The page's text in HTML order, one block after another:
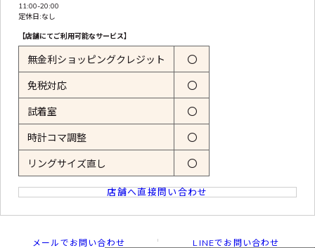
11:00-20:00
定休日:なし
【店舗にてご利用可能なサービス】
無金利ショッピングクレジット 〇
免税対応 〇
試着室 〇
時計コマ調整 〇
リングサイズ直し 〇
店舗へ直接問い合わせ
メールでお問い合わせ LINEでお問い合わせ